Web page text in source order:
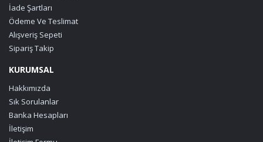
İade Şartları
Ödeme Ve Teslimat
Alışveriş Sepeti
Sipariş Takip
KURUMSAL
Hakkımızda
Sık Sorulanlar
Banka Hesapları
İletişim